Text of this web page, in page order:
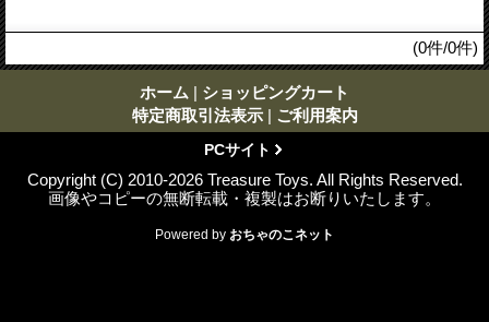
(0件/0件)
ホーム | ショッピングカート
特定商取引法表示 | ご利用案内
PCサイト
Copyright (C) 2010-2026 Treasure Toys. All Rights Reserved.
画像やコピーの無断転載・複製はお断りいたします。
Powered by おちゃのこネット